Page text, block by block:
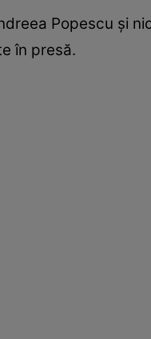
Popescu și
în presă.